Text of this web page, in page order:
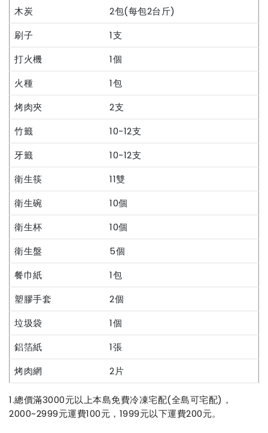
木炭
2包(每包2台斤)
刷子
1支
打火機
1個
火種
1包
烤肉夾
2支
竹籤
10-12支
牙籤
10-12支
衛生筷
11雙
衛生碗
10個
衛生杯
10個
衛生盤
5個
餐巾紙
1包
塑膠手套
2個
垃圾袋
1個
鋁箔紙
1張
烤肉網
2片
1.總價滿3000元以上本島免費冷凍宅配(全島可宅配)，
2000~2999元運費100元，1999元以下運費200元。